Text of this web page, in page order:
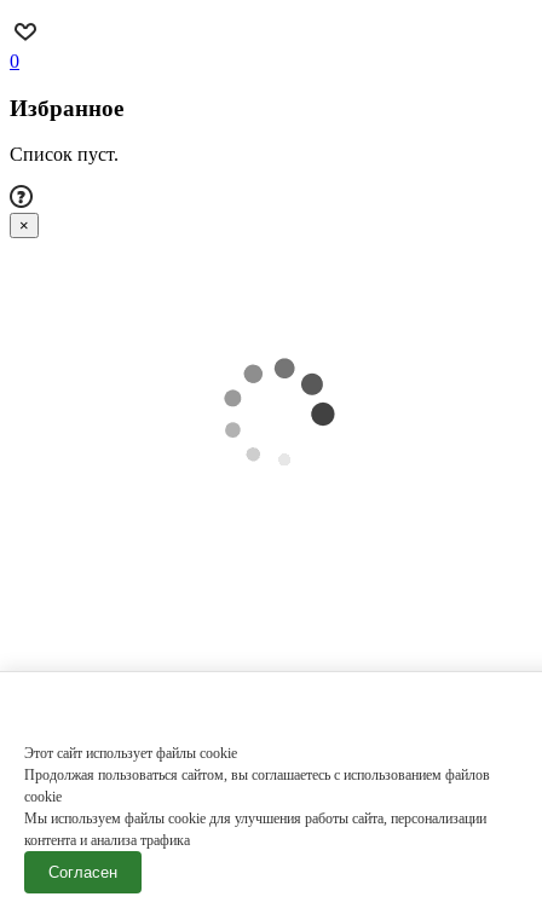
Этот сайт использует файлы cookie
Продолжая пользоваться сайтом, вы соглашаетесь с использованием файлов
cookie
Мы используем файлы cookie для улучшения работы сайта, персонализации
контента и анализа трафика
Согласен
0
Избранное
Список пуст.
×